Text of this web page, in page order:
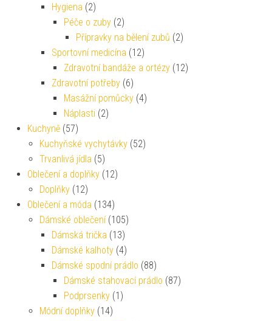
Hygiena (2)
Péče o zuby (2)
Přípravky na bělení zubů (2)
Sportovní medicína (12)
Zdravotní bandáže a ortézy (12)
Zdravotní potřeby (6)
Masážní pomůcky (4)
Náplasti (2)
Kuchyně (57)
Kuchyňské vychytávky (52)
Trvanlivá jídla (5)
Oblečení a doplňky (12)
Doplňky (12)
Oblečení a móda (134)
Dámské oblečení (105)
Dámská trička (13)
Dámské kalhoty (4)
Dámské spodní prádlo (88)
Dámské stahovací prádlo (87)
Podprsenky (1)
Módní doplňky (14)